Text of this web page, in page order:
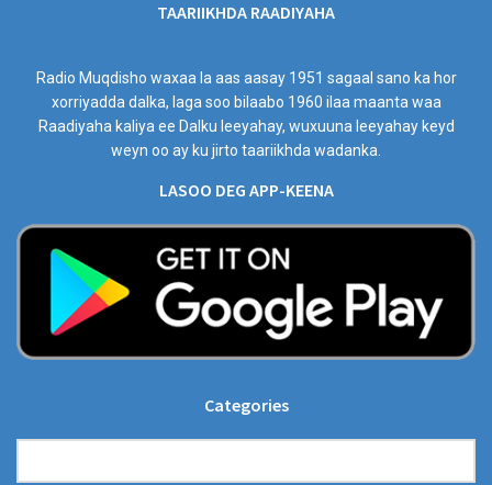
TAARIIKHDA RAADIYAHA
Radio Muqdisho waxaa la aas aasay 1951 sagaal sano ka hor
xorriyadda dalka, laga soo bilaabo 1960 ilaa maanta waa
Raadiyaha kaliya ee Dalku leeyahay, wuxuuna leeyahay keyd
weyn oo ay ku jirto taariikhda wadanka.
LASOO DEG APP-KEENA
Categories